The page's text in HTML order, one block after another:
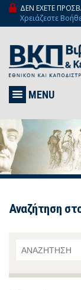
ΔΕΝ ΕΧΕΤΕ
Χρειάζεστε
MENU
Αναζήτηση